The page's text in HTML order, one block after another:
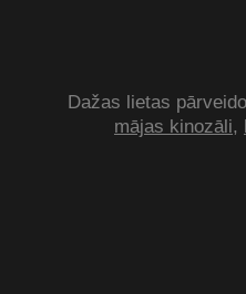
Dažas lietas
mājas kinozāli,